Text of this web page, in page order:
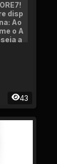
disp
Ao
o A
a
do
algué
u
mínim
43